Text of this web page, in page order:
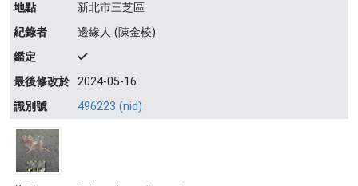
地點
新北市三芝區
紀錄者
邊緣人 (陳金棱)
鑑定
最後修改於 2024-05-16
識別號
496223 (nid)